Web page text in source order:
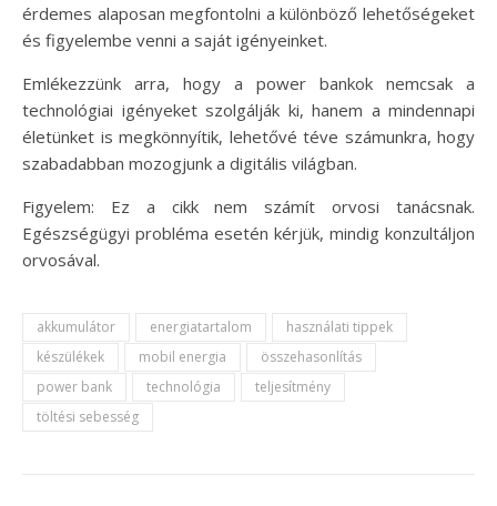
érdemes alaposan megfontolni a különböző lehetőségeket
és figyelembe venni a saját igényeinket.
Emlékezzünk arra, hogy a power bankok nemcsak a
technológiai igényeket szolgálják ki, hanem a mindennapi
életünket is megkönnyítik, lehetővé téve számunkra, hogy
szabadabban mozogjunk a digitális világban.
Figyelem: Ez a cikk nem számít orvosi tanácsnak.
Egészségügyi probléma esetén kérjük, mindig konzultáljon
orvosával.
akkumulátor energiatartalom
használati tippek
készülékek
mobil energia
összehasonlítás
power bank
technológia
teljesítmény
töltési sebesség